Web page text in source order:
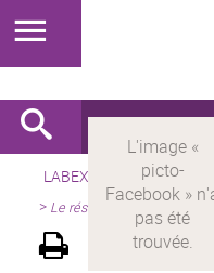
LABEX > LABEX MILYON
> Le réseau des MSO